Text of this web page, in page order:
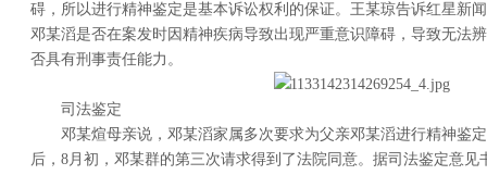
碍，所以进行精神鉴定是基本诉讼权利的保证。王某琼告诉红星新
邓某滔是否在案发时因精神疾病导致出现严重意识障碍，导致无法
否具有刑事责任能力。
司法鉴定
邓某煊母亲说，邓某滔家属多次要求为父亲邓某滔进行精神鉴
后，8月初，邓某群的第三次请求得到了法院同意。据司法鉴定意